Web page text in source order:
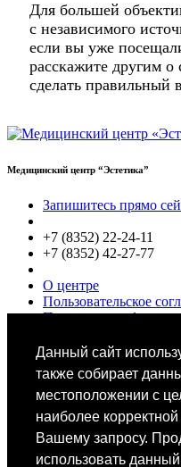
Данный сайт
также собирает
местоположении с
наиболее
Вашему запросу.
использовать
Для большей
с независимого
если вы уже
расскажите другим о
сделать правильный
Медицинский центр “Эстетика”
Запишитесь прямо
+7 (8352) 22-24-11
+7 (8352) 42-27-77
О центре
Пользовательское
Политики
Специалисты
Выбор звезд